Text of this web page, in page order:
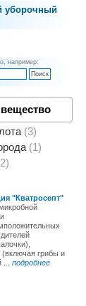
уборочный
например:
3
1
2
"Кватросепт"
(включая грибы и
... подробнее